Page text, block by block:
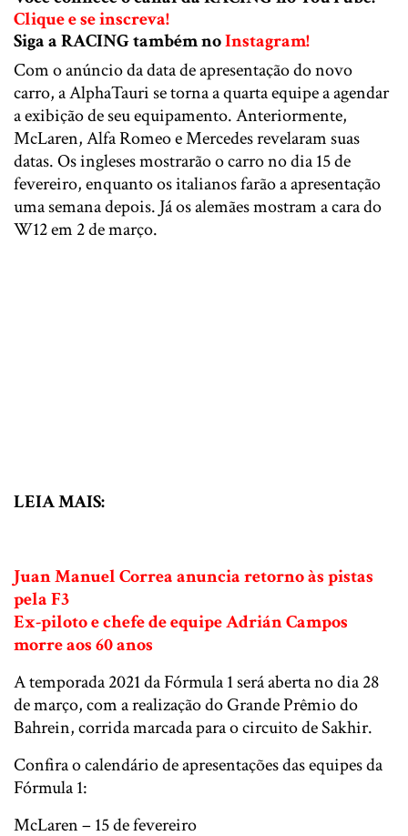
Clique e se inscreva!
Siga a RACING também noInstagram!
Com o anúncio da data de apresentação do novo
carro, a AlphaTauri se torna a quarta equipe a agendar
a exibição de seu equipamento. Anteriormente,
McLaren, Alfa Romeo e Mercedes revelaram suas
datas. Os ingleses mostrarão o carro no dia 15 de
fevereiro, enquanto os italianos farão a apresentação
uma semana depois. Já os alemães mostram a cara do
W12 em 2 de março.
LEIA MAIS:
Juan Manuel Correa anuncia retorno às pistas
pela F3
Ex-piloto e chefe de equipe Adrián Campos
morre aos 60 anos
A temporada 2021 da Fórmula 1 será aberta no dia 28
de março, com a realização do Grande Prêmio do
Bahrein, corrida marcada para o circuito de Sakhir.
Confira o calendário de apresentações das equipes da
Fórmula 1:
McLaren – 15 de fevereiro